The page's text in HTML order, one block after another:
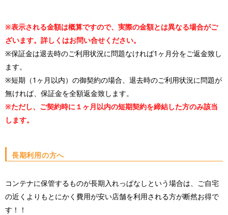
※表示される金額は概算ですので、実際の金額とは異なる場合がご
ざいます。詳しくはお問い合せください。
※保証金は退去時のご利用状況に問題なければ1ヶ月分をご返金致し
ます。
※短期（1ヶ月以内）の御契約の場合、退去時のご利用状況に問題が
無ければ、保証金を全額返金致します。
※ただし、ご契約時に１ヶ月以内の短期契約を締結した方のみ該当
します。
長期利用の方へ
コンテナに保管するものが長期入れっぱなしという場合は、ご自宅
の近くよりもとにかく費用が安い店舗を利用される方が断然お得で
す！！